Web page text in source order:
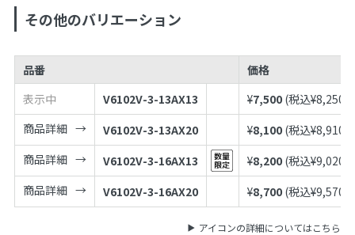
その他のバリエーション
品番
価格
表示中
V6102V-3-13AX13 ¥7,500 (税込¥8,250
商品詳細
V6102V-3-13AX20 ¥8,100 (税込¥8,910
商品詳細
V6102V-3-16AX13 ¥8,200 (税込¥9,020
商品詳細
V6102V-3-16AX20 ¥8,700 (税込¥9,570
アイコンの詳細についてはこちら